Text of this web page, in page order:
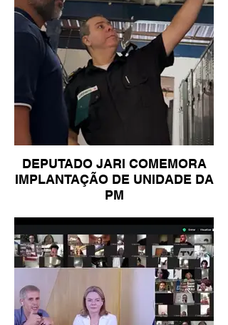
DEPUTADO JARI COMEMORA
IMPLANTAÇÃO DE UNIDADE DA
PM